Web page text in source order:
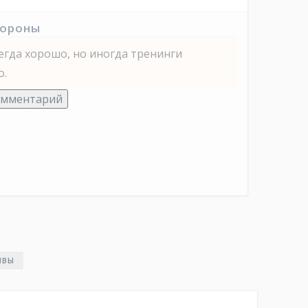
хорошо, но иногда тренинги